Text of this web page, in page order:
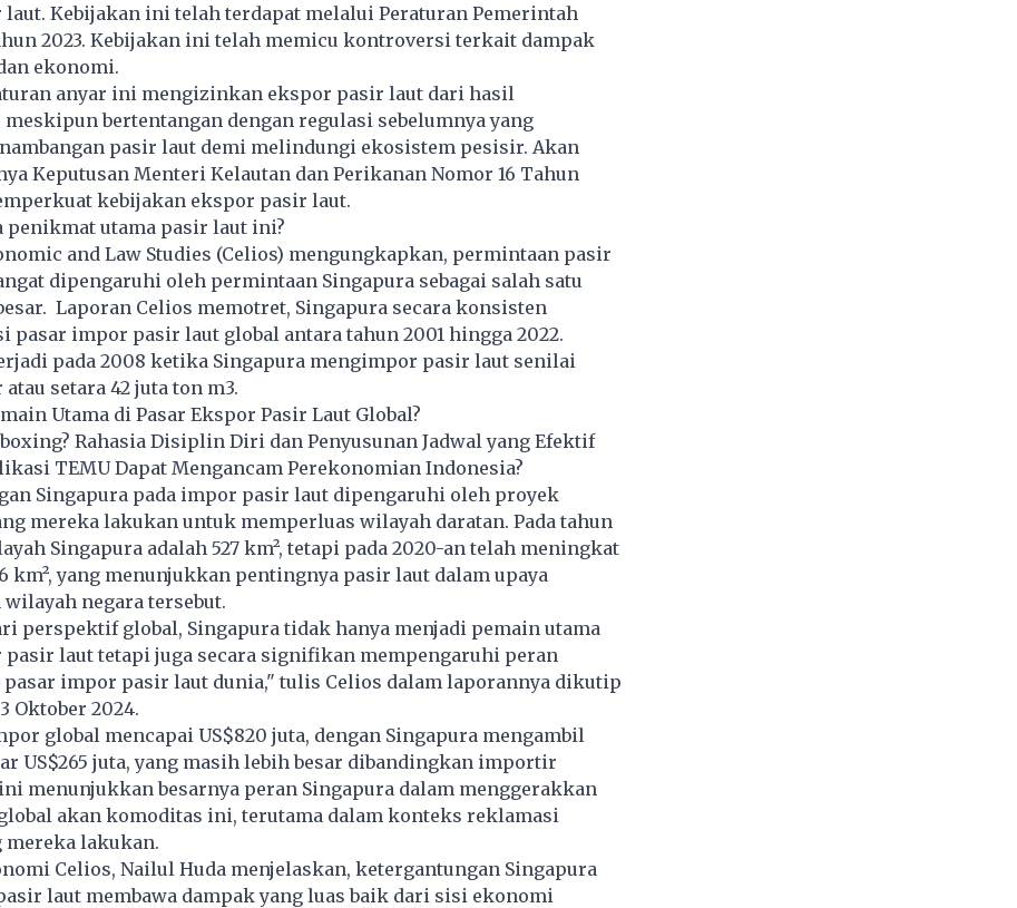
Kebijakan ini telah terdapat melalui Peraturan Pemerintah
2023. Kebijakan ini telah memicu kontroversi terkait dampak
ekonomi.
anyar ini mengizinkan ekspor pasir laut dari hasil
bertentangan dengan regulasi sebelumnya yang
pasir laut demi melindungi ekosistem pesisir. Akan
Keputusan Menteri Kelautan dan Perikanan Nomor 16 Tahun
kebijakan ekspor pasir laut.
penikmat utama pasir laut ini?
and Law Studies (Celios) mengungkapkan, permintaan pasir
dipengaruhi oleh permintaan Singapura sebagai salah satu
Laporan Celios memotret, Singapura secara konsisten
pasar impor pasir laut global antara tahun 2001 hingga 2022.
pada 2008 ketika Singapura mengimpor pasir laut senilai
atau setara 42 juta ton m3.
Utama di Pasar Ekspor Pasir Laut Global?
Rahasia Disiplin Diri dan Penyusunan Jadwal yang Efektif
TEMU Dapat Mengancam Perekonomian Indonesia?
Singapura pada impor pasir laut dipengaruhi oleh proyek
mereka lakukan untuk memperluas wilayah daratan. Pada tahun
Singapura adalah 527 km², tetapi pada 2020-an telah meningkat
km², yang menunjukkan pentingnya pasir laut dalam upaya
negara tersebut.
perspektif global, Singapura tidak hanya menjadi pemain utama
pasir laut tetapi juga secara signifikan mempengaruhi peran
impor pasir laut dunia," tulis Celios dalam laporannya dikutip
Oktober 2024.
global mencapai US$820 juta, dengan Singapura mengambil
US$265 juta, yang masih lebih besar dibandingkan importir
menunjukkan besarnya peran Singapura dalam menggerakkan
akan komoditas ini, terutama dalam konteks reklamasi
mereka lakukan.
Celios, Nailul Huda menjelaskan, ketergantungan Singapura
laut membawa dampak yang luas baik dari sisi ekonomi